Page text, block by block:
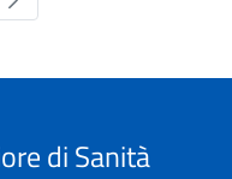
di Sanità